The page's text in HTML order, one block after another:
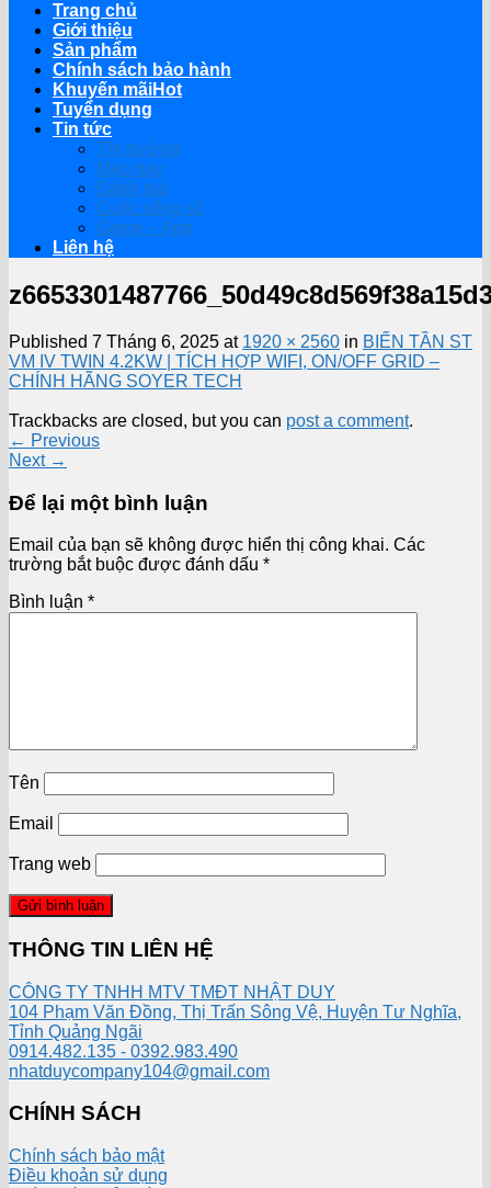
Trang chủ
Giới thiệu
Sản phẩm
Chính sách bảo hành
Khuyến mãi
Tuyển dụng
Tin tức
Thị trường
Mẹo hay
Đánh giá
Cuộc sống số
Game – App
Liên hệ
Published 7 Tháng 6, 2025 at 1920 × 2560 in BIẾN TẦN ST
VM IV TWIN 4.2KW | TÍCH HỢP WIFI, ON/OFF GRID –
CHÍNH HÃNG SOYER TECH
Trackbacks are closed, but you can post a comment.
← Previous
Next →
Để lại một bình luận
Email của bạn sẽ không được hiển thị công khai. Các
trường bắt buộc được đánh dấu *
Bình luận *
Tên
Email
Trang web
THÔNG TIN LIÊN HỆ
CÔNG TY TNHH MTV TMĐT NHẬT DUY
104 Phạm Văn Đồng, Thị Trấn Sông Vệ, Huyện Tư Nghĩa,
Tỉnh Quảng Ngãi
0914.482.135 - 0392.983.490
nhatduycompany104@gmail.com
CHÍNH SÁCH
Chính sách bảo mật
Điều khoản sử dụng